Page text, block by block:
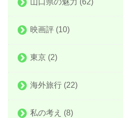
映画評 (10)
東京 (2)
海外旅行 (22)
私の考え (8)